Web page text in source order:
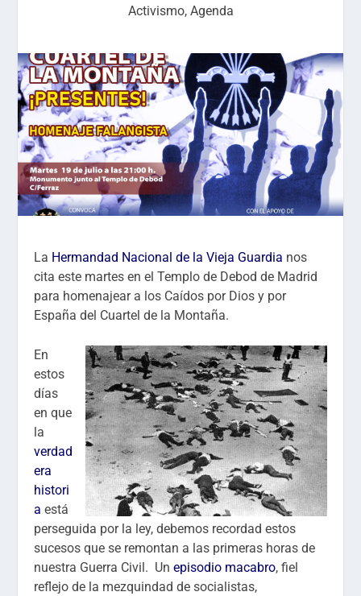
Activismo, Agenda
La Hermandad Nacional de la Vieja Guardia nos
cita este martes en el Templo de Debod de Madrid
para homenajear a los Caídos por Dios y por
España del Cuartel de la Montaña.
En
estos
días
en que
la
verdad
era
histori
a está
perseguida por la ley, debemos recordad estos
sucesos que se remontan a las primeras horas de
nuestra Guerra Civil. Unepisodio macabro, fiel
reflejo de la mezquindad de socialistas,